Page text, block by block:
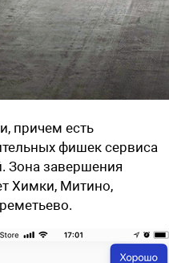
причем есть
фишек сервиса
Зона завершения
Химки, Митино,